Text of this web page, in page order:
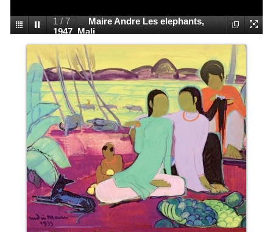
1 /7
Maire Andre Les elephants,
1947, Mali